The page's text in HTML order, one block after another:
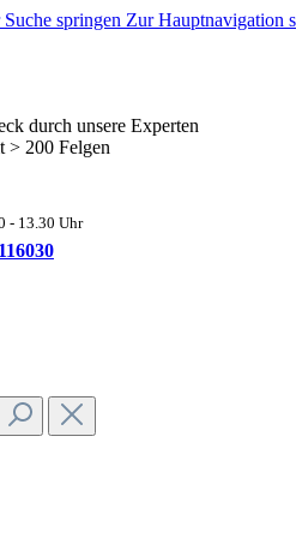
springen Zur Hauptnavigation
durch unsere Experten
> 200 Felgen
- 13.30 Uhr